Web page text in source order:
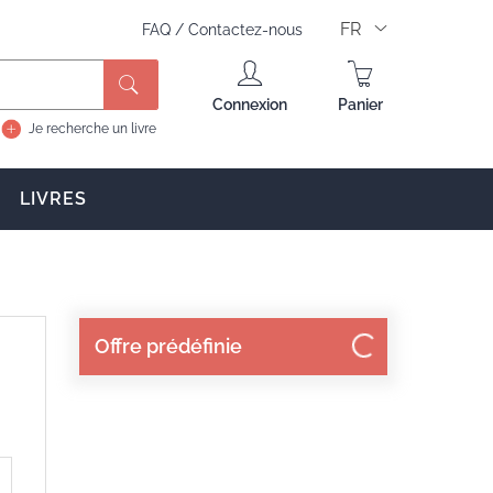
FAQ / Contactez-nous FR
Je recherche un livre
Connexion Panier
LIVRES
Offre prédéfinie